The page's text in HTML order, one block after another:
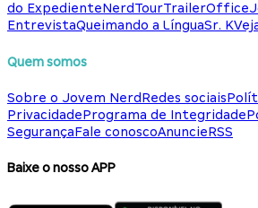
do ExpedienteNerdTourTrailerOffice
EntrevistaQueimando a LínguaSr. K
Quem somos
Sobre o Jovem NerdRedes sociais
PrivacidadePrograma de Integridade
SegurançaFale conoscoAnuncieRSS
Baixe o nosso APP